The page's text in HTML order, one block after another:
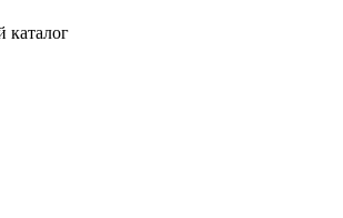
каталог